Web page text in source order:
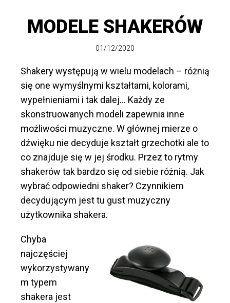
MODELE SHAKERÓW
01/12/2020
Shakery występują w wielu modelach – różnią
się one wymyślnymi kształtami, kolorami,
wypełnieniami i tak dalej… Każdy ze
skonstruowanych modeli zapewnia inne
możliwości muzyczne. W głównej mierze o
dźwięku nie decyduje kształt grzechotki ale to
co znajduje się w jej środku. Przez to rytmy
shakerów tak bardzo się od siebie różnią. Jak
wybrać odpowiedni shaker? Czynnikiem
decydującym jest tu gust muzyczny
użytkownika shakera.
Chyba
najczęściej
wykorzystywany
m typem
shakera jest